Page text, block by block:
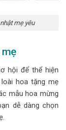
mẹ yêu
hội để thể hiện
hoa tặng mẹ
mẫu hoa mừng
dễ dàng chọn